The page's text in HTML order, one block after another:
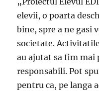
elevii, o poarta
bine, spre a ne gasi
societate.
au ajutat sa fim mai
responsabili. Pot
pentru ca, pe langa